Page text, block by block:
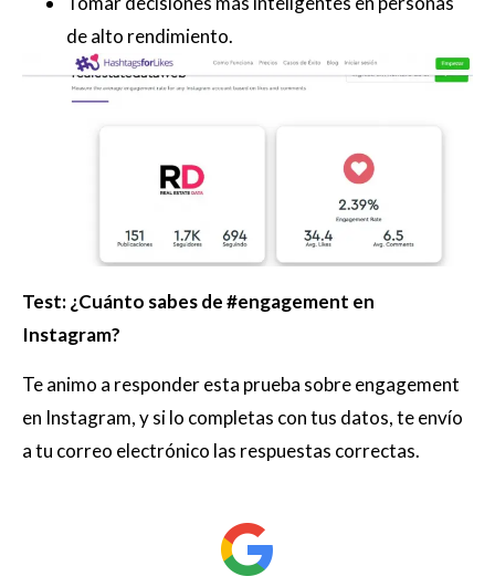
de alto rendimiento.
Test: ¿Cuánto sabes de #engagement en
Instagram?
Te animo a responder esta prueba sobre engagement
en Instagram, y si lo completas con tus datos, te envío
a tu correo electrónico las respuestas correctas.